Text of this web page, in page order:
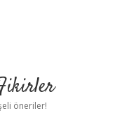
öneriler!